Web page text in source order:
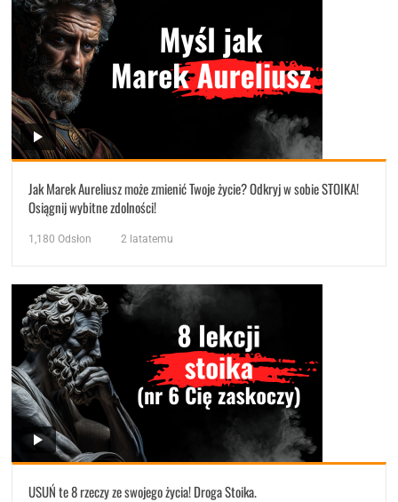
Jak Marek Aureliusz może zmienić Twoje życie? Odkryj w sobie STOIKA!
Osiągnij wybitne zdolności!
1,180 Odsłon 2 latatemu
USUŃ te 8 rzeczy ze swojego życia! Droga Stoika.